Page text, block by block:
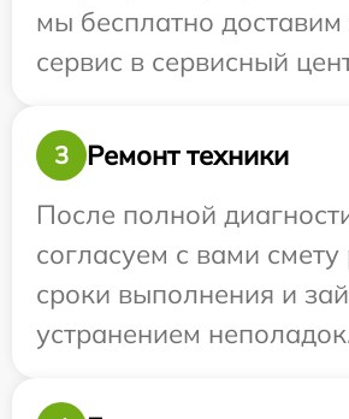
мы бесплатно доставим
сервис в сервисный
3
Ремонт техники
После полной
согласуем с вами смету
сроки выполнения и
устранением